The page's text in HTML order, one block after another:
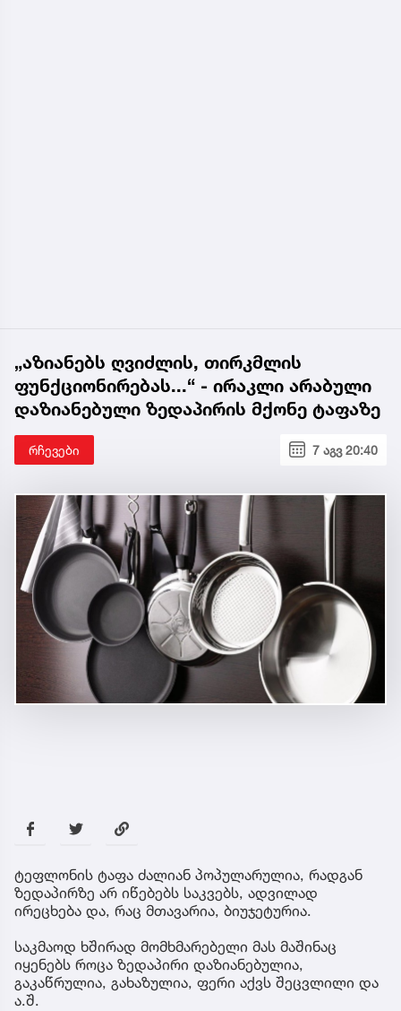
„აზიანებს ღვიძლის, თირკმლის
ფუნქციონირებას...“ - ირაკლი არაბული
დაზიანებული ზედაპირის მქონე ტაფაზე
რჩევები 7 აგვ 20:40
ტეფლონის ტაფა ძალიან პოპულარულია, რადგან
ზედაპირზე არ იწებებს საკვებს, ადვილად
ირეცხება და, რაც მთავარია, ბიუჯეტურია.
საკმაოდ ხშირად მომხმარებელი მას მაშინაც
იყენებს როცა ზედაპირი დაზიანებულია,
გაკაწრულია, გახაზულია, ფერი აქვს შეცვლილი და
ა.შ.